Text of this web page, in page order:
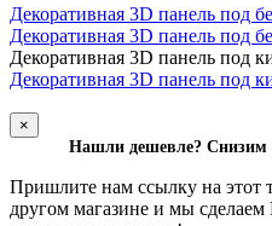
Декоративная 3D панель под
Декоративная 3D панель под
Декоративная 3D панель под
Декоративная 3D панель под
×
Нашли дешевле? Снизим
Пришлите нам ссылку на этот
другом магазине и мы